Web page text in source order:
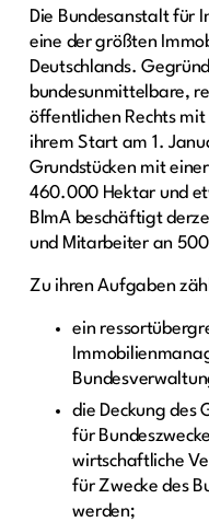
Die Bundesanstalt für
eine der größten
Deutschlands.
bundesunmittelbare,
öffentlichen Rechts
ihrem Start am 1.
Grundstücken mit
460.000 Hektar und
BlmA beschäftigt
und Mitarbeiter an
Zu ihren Aufgaben
ein
die Deckung des
für
wirtschaftliche
für Zwecke des
werden;